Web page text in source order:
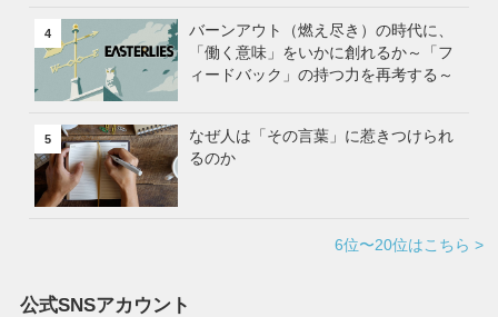
4
バーンアウト（燃え尽き）の時代に、
「働く意味」をいかに創れるか～「フ
ィードバック」の持つ力を再考する～
5
なぜ人は「その言葉」に惹きつけられ
るのか
6位〜20位はこちら >
公式SNSアカウント